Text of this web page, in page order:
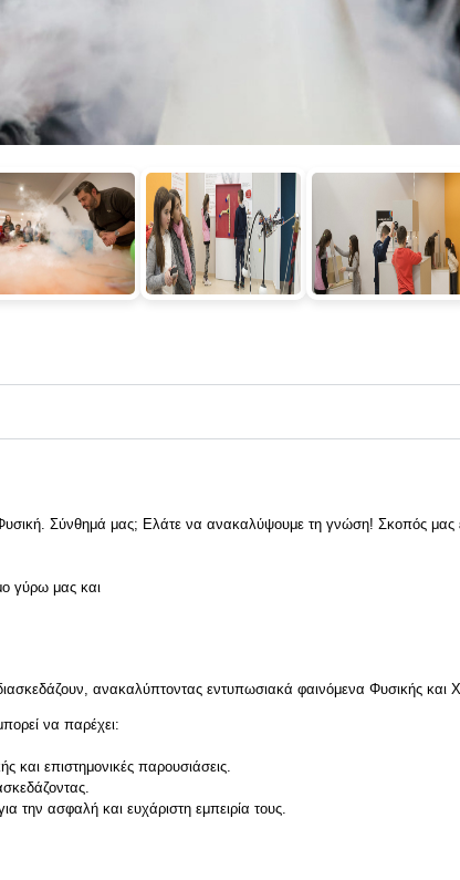
Σύνθημά μας; Ελάτε να ανακαλύψουμε τη γνώση! Σκοπός μας
γύρω μας και
ανακαλύπτοντας εντυπωσιακά φαινόμενα Φυσικής και
να παρέχει:
και επιστημονικές παρουσιάσεις.
την ασφαλή και ευχάριστη εμπειρία τους.